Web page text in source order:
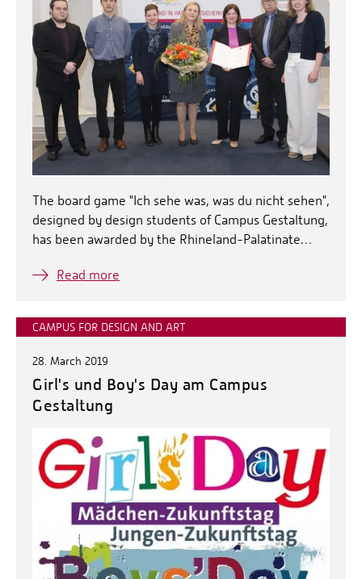
The board game "Ich sehe was, was du nicht sehen",
designed by design students of Campus Gestaltung,
has been awarded by the Rhineland-Palatinate…
Read more
CAMPUS FOR DESIGN AND ART
28. March 2019
Girl's und Boy's Day am Campus
Gestaltung